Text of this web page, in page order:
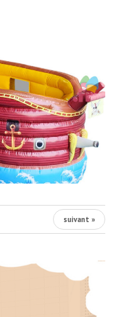
suivant »